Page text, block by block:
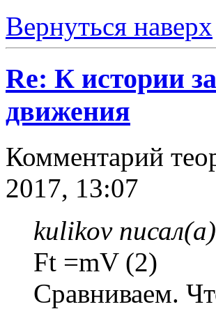
Вернуться наверх
Re: К истории
движения
Комментарий
2017, 13:07
kulikov
Ft =mV (2)
Сравниваем.